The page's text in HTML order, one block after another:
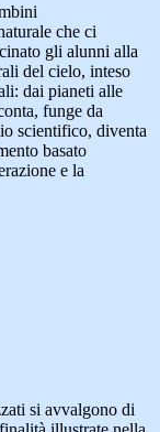
che ci
gli alunni alla
del cielo, inteso
dai pianeti alle
funge da
scientifico, diventa
basato
e la
si avvalgono di